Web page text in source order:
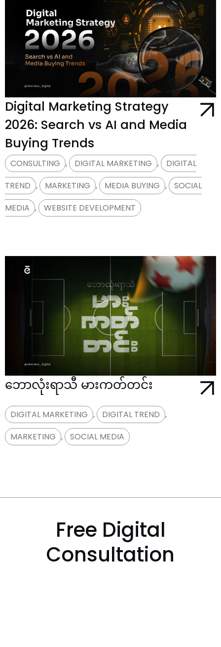
Digital Marketing Strategy
2026: Search vs AI and Media
Buying Trends
CONSULTING , DIGITAL MARKETING ,
DIGITAL
TREND , MARKETING , MEDIA BUYING ,
SOCIAL
MEDIA , WEBSITE DEVELOPMENT
ဘောလုံးရာသီ မားကတ်တင်း
DIGITAL MARKETING , DIGITAL TREND ,
MARKETING , SOCIAL MEDIA
Free Digital
Consultation